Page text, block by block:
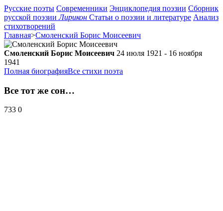
Русские поэты Современники Энциклопедия поэзии Сборник
русской поэзии Лирикон Статьи о поэзии и литературе Анализ
стихотворений
Главная>Смоленский Борис Моисеевич
Смоленский Борис Моисеевич 24 июля 1921 - 16 ноября
1941
Полная биографияВсе стихи поэта
Все тот же сон…
733 0